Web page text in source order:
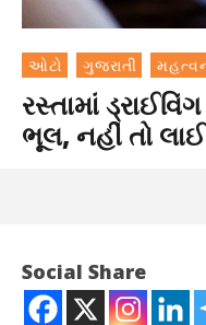
ઓટો ગુજરાતી
રસ્તામાં
ભૂલ, નહીં તો
Social Share